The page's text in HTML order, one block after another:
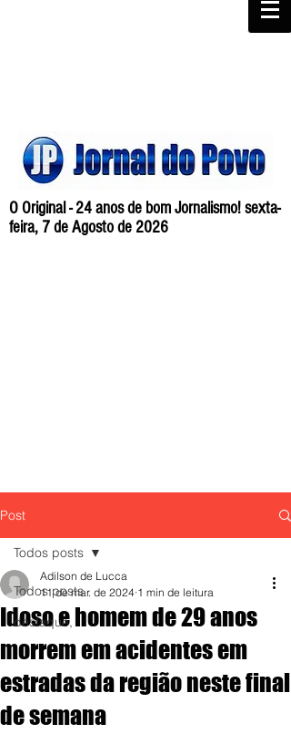
O Original - 24 anos de bom Jornalismo! sexta-
feira, 7 de Agosto de 2026
Post
Todos posts
destaque,
Todos posts
Idoso e homem de 29 anos
morrem em acidentes em
estradas da região neste final
de semana
Adilson de Lucca
11 de mar. de 2024 1 min de leitura